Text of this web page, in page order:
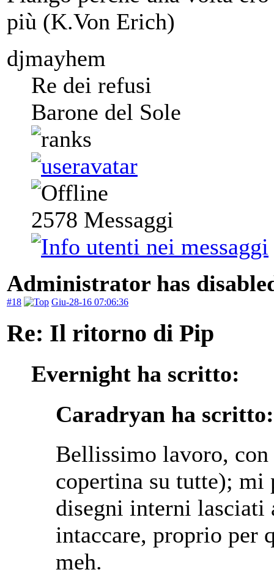
più (K.Von Erich)
djmayhem
Re dei refusi
Barone del Sole
2578 Messaggi
Administrator has
#18 Giu-28-16 07:06:36
Re: Il ritorno di Pip
Evernight ha scritto:
Caradryan ha scritto:
Bellissimo lavoro,
copertina su tutte);
disegni interni lasciati
intaccare, proprio per
meh.